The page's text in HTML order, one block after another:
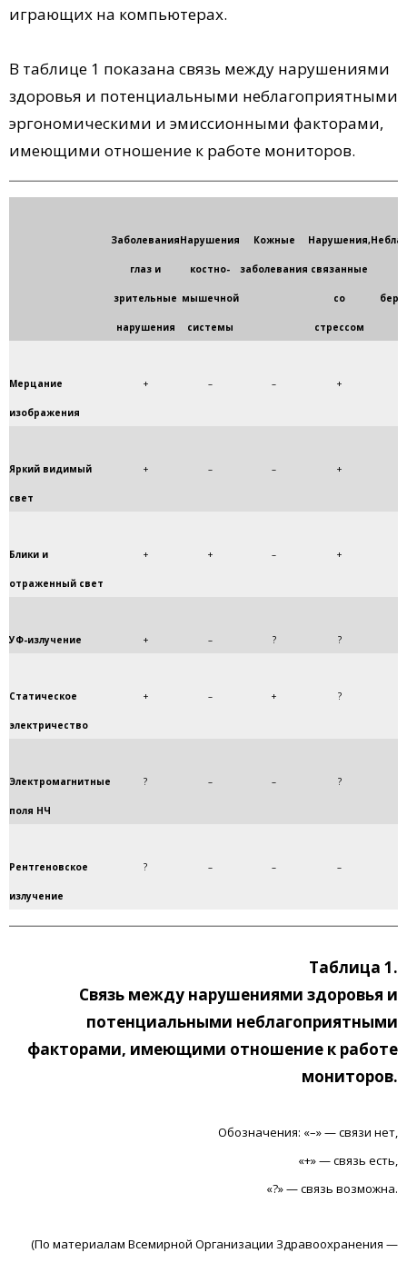
играющих на компьютерах.
В таблице 1 показана связь между нарушениями
здоровья и потенциальными неблагоприятными
эргономическими и эмиссионными факторами,
имеющими отношение к работе мониторов.
Заболевания
глаз и
зрительные
нарушения
Нарушения
костно-
мышечной
системы
Кожные
заболевания
Нарушения,
связанные
со
стрессом
Мерцание
изображения
+ – – +
Яркий видимый
свет
+ – – +
Блики и
отраженный свет
+ + – +
УФ-излучение + – ? ?
Статическое
электричество
+ – + ?
Электромагнитные
поля НЧ
? – – ?
Рентгеновское
излучение
? – – –
Таблица 1.
Связь между нарушениями здоровья и
потенциальными неблагоприятными
факторами, имеющими отношение к работе
мониторов.
Обозначения: «–» — связи нет,
«+» — связь есть,
«?» — связь возможна.
(По материалам Всемирной Организации Здравоохранения —